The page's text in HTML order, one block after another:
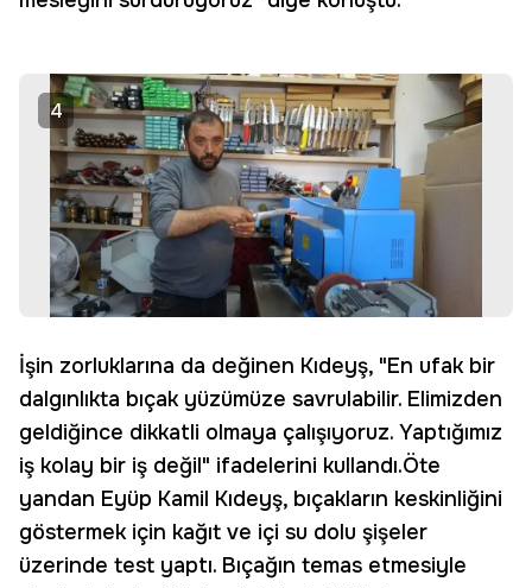
4
İşin zorluklarına da değinen Kıdeyş, "En ufak bir
dalgınlıkta bıçak yüzümüze savrulabilir. Elimizden
geldiğince dikkatli olmaya çalışıyoruz. Yaptığımız
iş kolay bir iş değil" ifadelerini kullandı.Öte
yandan Eyüp Kamil Kıdeyş, bıçakların keskinliğini
göstermek için kağıt ve içi su dolu şişeler
üzerinde test yaptı. Bıçağın temas etmesiyle